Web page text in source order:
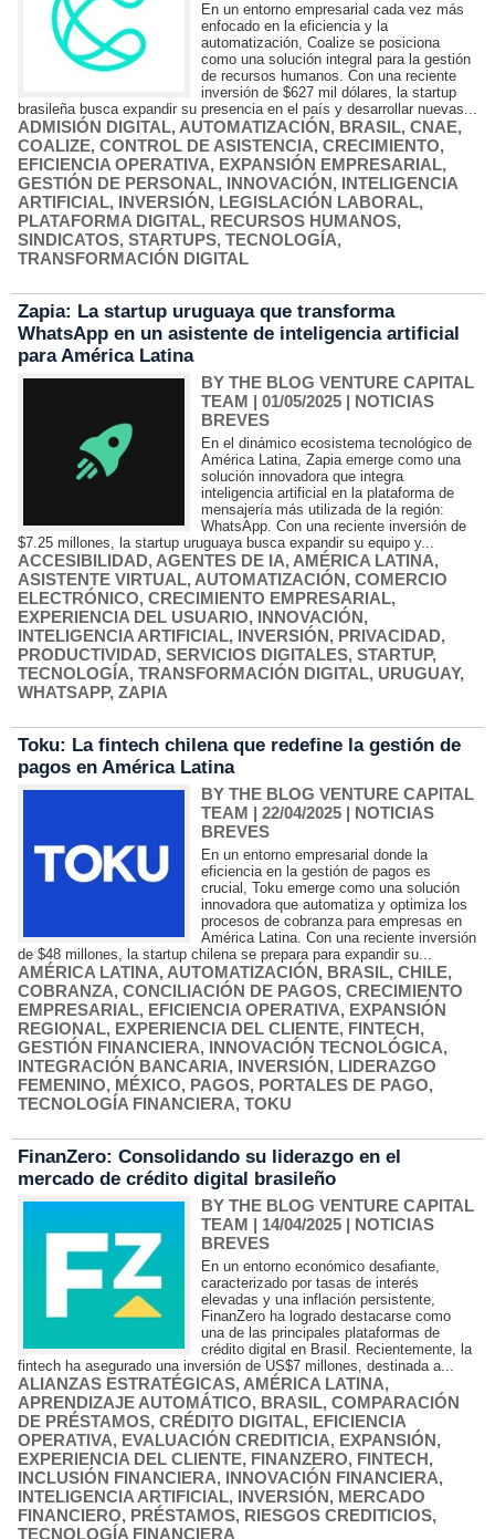
En un entorno empresarial cada vez más
enfocado en la eficiencia y la
automatización, Coalize se posiciona
como una solución integral para la gestión
de recursos humanos. Con una reciente
inversión de $627 mil dólares, la startup
brasileña busca expandir su presencia en el país y desarrollar nuevas...
ADMISIÓN DIGITAL, AUTOMATIZACIÓN, BRASIL, CNAE,
COALIZE, CONTROL DE ASISTENCIA, CRECIMIENTO,
EFICIENCIA OPERATIVA, EXPANSIÓN EMPRESARIAL,
GESTIÓN DE PERSONAL, INNOVACIÓN, INTELIGENCIA
ARTIFICIAL, INVERSIÓN, LEGISLACIÓN LABORAL,
PLATAFORMA DIGITAL, RECURSOS HUMANOS,
SINDICATOS, STARTUPS, TECNOLOGÍA,
TRANSFORMACIÓN DIGITAL
Zapia: La startup uruguaya que transforma
WhatsApp en un asistente de inteligencia artificial
para América Latina
BY THE BLOG VENTURE CAPITAL
TEAM | 01/05/2025 | NOTICIAS
BREVES
En el dinámico ecosistema tecnológico de
América Latina, Zapia emerge como una
solución innovadora que integra
inteligencia artificial en la plataforma de
mensajería más utilizada de la región:
WhatsApp. Con una reciente inversión de
$7.25 millones, la startup uruguaya busca expandir su equipo y...
ACCESIBILIDAD, AGENTES DE IA, AMÉRICA LATINA,
ASISTENTE VIRTUAL, AUTOMATIZACIÓN, COMERCIO
ELECTRÓNICO, CRECIMIENTO EMPRESARIAL,
EXPERIENCIA DEL USUARIO, INNOVACIÓN,
INTELIGENCIA ARTIFICIAL, INVERSIÓN, PRIVACIDAD,
PRODUCTIVIDAD, SERVICIOS DIGITALES, STARTUP,
TECNOLOGÍA, TRANSFORMACIÓN DIGITAL, URUGUAY,
WHATSAPP, ZAPIA
Toku: La fintech chilena que redefine la gestión de
pagos en América Latina
BY THE BLOG VENTURE CAPITAL
TEAM | 22/04/2025 | NOTICIAS
BREVES
En un entorno empresarial donde la
eficiencia en la gestión de pagos es
crucial, Toku emerge como una solución
innovadora que automatiza y optimiza los
procesos de cobranza para empresas en
América Latina. Con una reciente inversión
de $48 millones, la startup chilena se prepara para expandir su...
AMÉRICA LATINA, AUTOMATIZACIÓN, BRASIL, CHILE,
COBRANZA, CONCILIACIÓN DE PAGOS, CRECIMIENTO
EMPRESARIAL, EFICIENCIA OPERATIVA, EXPANSIÓN
REGIONAL, EXPERIENCIA DEL CLIENTE, FINTECH,
GESTIÓN FINANCIERA, INNOVACIÓN TECNOLÓGICA,
INTEGRACIÓN BANCARIA, INVERSIÓN, LIDERAZGO
FEMENINO, MÉXICO, PAGOS, PORTALES DE PAGO,
TECNOLOGÍA FINANCIERA, TOKU
FinanZero: Consolidando su liderazgo en el
mercado de crédito digital brasileño
BY THE BLOG VENTURE CAPITAL
TEAM | 14/04/2025 | NOTICIAS
BREVES
En un entorno económico desafiante,
caracterizado por tasas de interés
elevadas y una inflación persistente,
FinanZero ha logrado destacarse como
una de las principales plataformas de
crédito digital en Brasil. Recientemente, la
fintech ha asegurado una inversión de US$7 millones, destinada a...
ALIANZAS ESTRATÉGICAS, AMÉRICA LATINA,
APRENDIZAJE AUTOMÁTICO, BRASIL, COMPARACIÓN
DE PRÉSTAMOS, CRÉDITO DIGITAL, EFICIENCIA
OPERATIVA, EVALUACIÓN CREDITICIA, EXPANSIÓN,
EXPERIENCIA DEL CLIENTE, FINANZERO, FINTECH,
INCLUSIÓN FINANCIERA, INNOVACIÓN FINANCIERA,
INTELIGENCIA ARTIFICIAL, INVERSIÓN, MERCADO
FINANCIERO, PRÉSTAMOS, RIESGOS CREDITICIOS,
TECNOLOGÍA FINANCIERA